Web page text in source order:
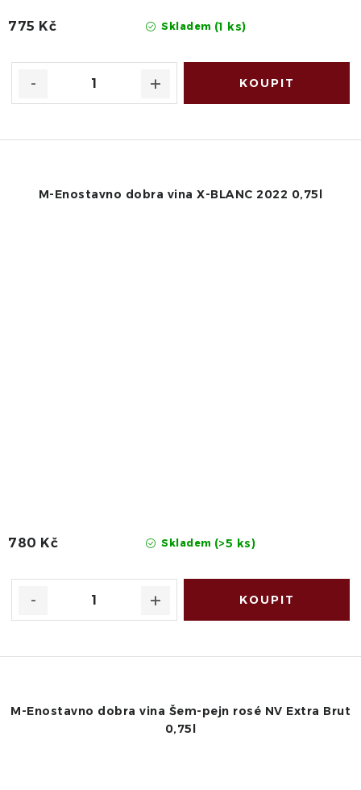
Skladem (1 ks)
775 Kč
M-Enostavno dobra vina X-BLANC 2022 0,75l
Skladem (>5 ks)
780 Kč
M-Enostavno dobra vina Šem-pejn rosé NV Extra Brut
0,75l